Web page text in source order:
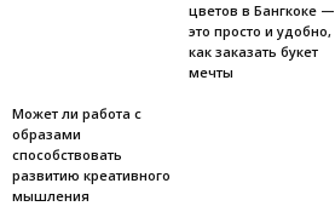
Может ли работа с
образами
способствовать
развитию креативного
мышления
цветов в Бангкоке —
это просто и удобно,
как заказать букет
мечты